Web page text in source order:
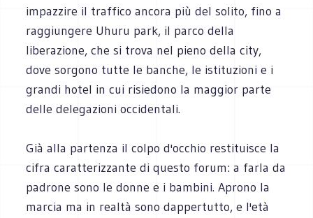
impazzire il traffico ancora più del solito, fino a
raggiungere Uhuru park, il parco della
liberazione, che si trova nel pieno della city,
dove sorgono tutte le banche, le istituzioni e i
grandi hotel in cui risiedono la maggior parte
delle delegazioni occidentali.
Già alla partenza il colpo d'occhio restituisce la
cifra caratterizzante di questo forum: a farla da
padrone sono le donne e i bambini. Aprono la
marcia ma in realtà sono dappertutto, e l'età